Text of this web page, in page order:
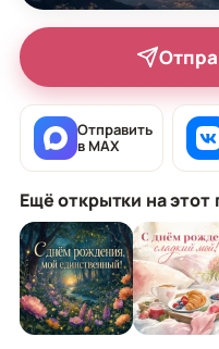
Отправить
в MAX
Ещё открытки на этот